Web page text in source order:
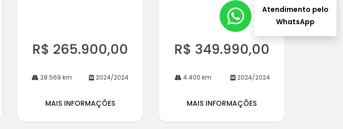
R$ 265.900,00
28.569 km 2024/2024
MAIS INFORMAÇÕES
R$ 349.990,00
4.400 km 2024/2024
MAIS INFORMAÇÕES
Atendimento pelo
WhatsApp